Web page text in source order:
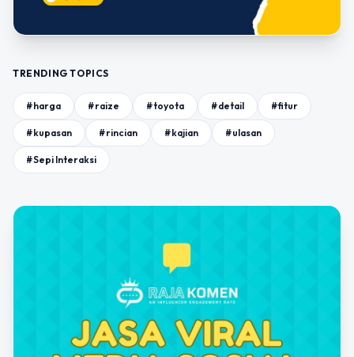
TRENDING TOPICS
#harga #raize #toyota #detail #fitur
#kupasan #rincian #kajian #ulasan
#Sepi Interaksi